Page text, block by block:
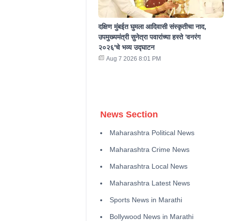
दक्षिण मुंबईत घुमला आदिवासी संस्कृतीचा नाद,
उपमुख्यमंत्री सुनेत्रा पवारांच्या हस्ते 'वनरंग
२०२६'चे भव्य उद्घाटन
Aug 7 2026 8:01 PM
News Section
Maharashtra Political News
Maharashtra Crime News
Maharashtra Local News
Maharashtra Latest News
Sports News in Marathi
Bollywood News in Marathi